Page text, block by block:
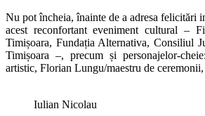
Nu pot încheia, înainte de a adresa felicitări
acest reconfortant eveniment cultural –
Timișoara, Fundația Alternativa, Consiliul
Timișoara –, precum și personajelor-
artistic, Florian Lungu/maestru de
Iulian Nicolau